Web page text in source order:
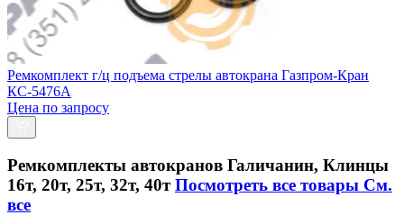
Ремкомплект г/ц подъема стрелы автокрана Газпром-Кран
КС-5476А
Цена по запросу
Ремкомплекты автокранов Галичанин, Клинцы
16т, 20т, 25т, 32т, 40тПосмотреть все товары См.
все